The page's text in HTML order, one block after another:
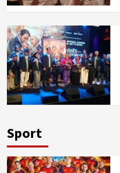
Sport